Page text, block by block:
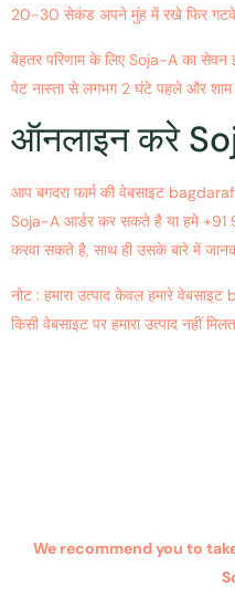
20-30 सेकंड अपने मुंह में रखे फिर
बेहतर परिणाम के लिए Soja-A का सेवन
पेट नास्ता से लगभग 2 घंटे पहले और
ऑनलाइन करे
आप बगदरा फार्म की वेबसाइट
Soja-A आर्डर कर सकते है या हमे
करवा सकते है, साथ ही उसके बारे में
नोट : हमारा उत्पाद केवल हमारे
किसी वेबसाइट पर हमारा उत्पाद नहीं
We recommend you to